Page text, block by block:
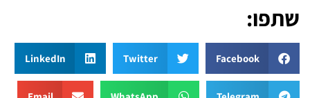
שתפו:
Facebook
Twitter
LinkedIn